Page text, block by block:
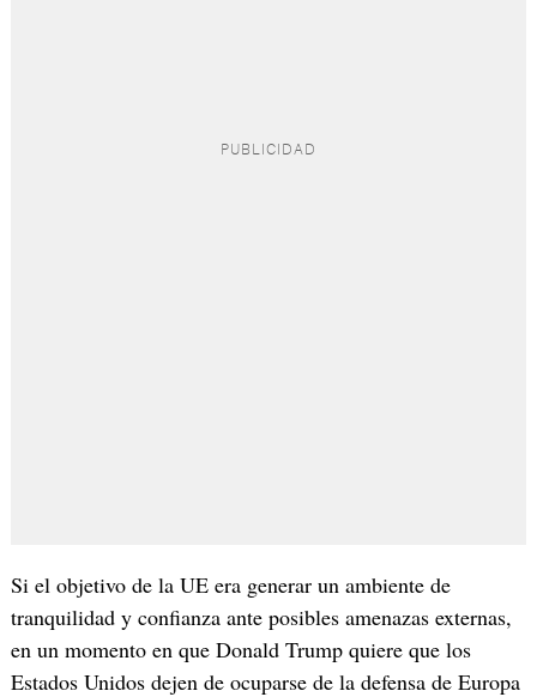
Si el objetivo de la UE era generar un ambiente de
tranquilidad y confianza ante posibles amenazas externas,
en un momento en que Donald Trump quiere que los
Estados Unidos dejen de ocuparse de la defensa de Europa